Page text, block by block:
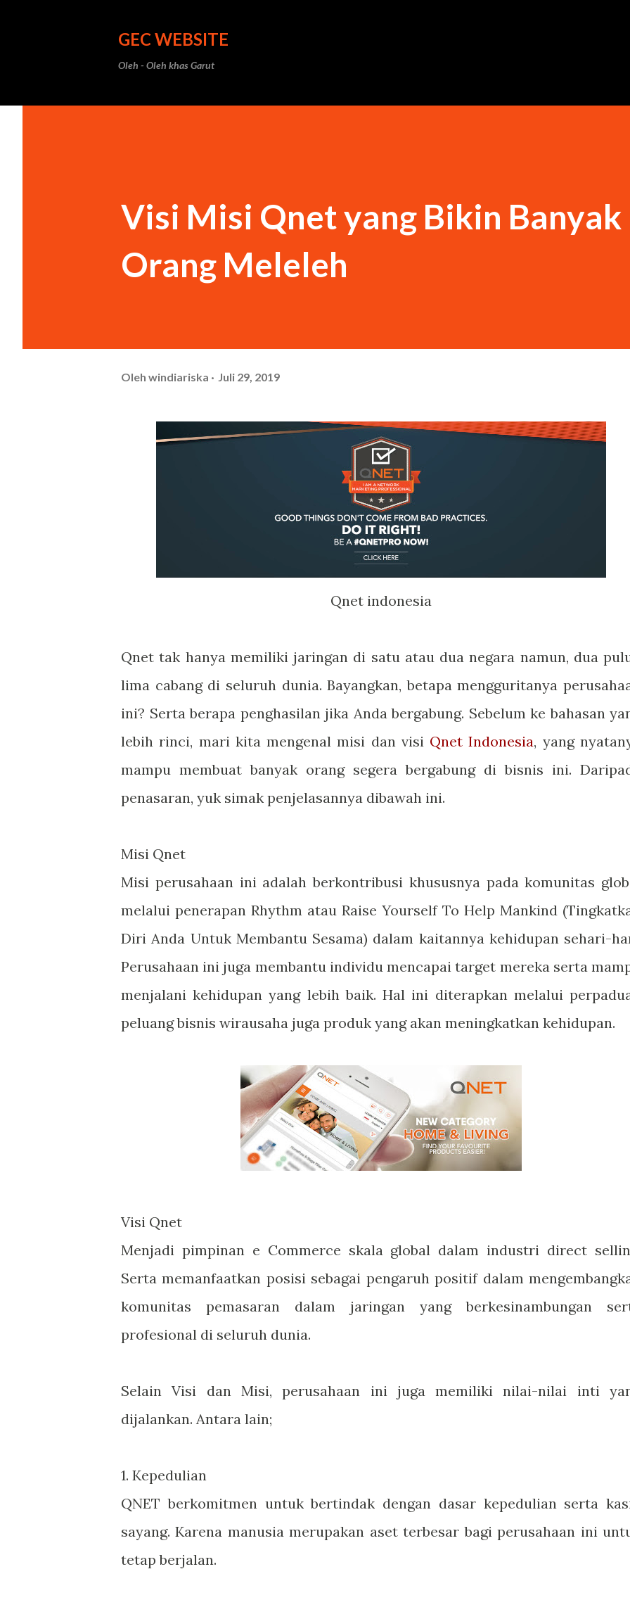
GEC WEBSITE
Oleh - Oleh khas Garut
Visi Misi Qnet yang Bikin Banyak
Orang Meleleh
Oleh windiariska Juli 29, 2019
Qnet indonesia
Qnet tak hanya memiliki jaringan di satu atau dua negara namun, dua
lima cabang di seluruh dunia. Bayangkan, betapa mengguritanya
ini? Serta berapa penghasilan jika Anda bergabung. Sebelum ke bahasan
lebih rinci, mari kita mengenal misi dan visi Qnet Indonesia, yang
mampu membuat banyak orang segera bergabung di bisnis ini.
penasaran, yuk simak penjelasannya dibawah ini.
Misi Qnet
Misi perusahaan ini adalah berkontribusi khususnya pada komunitas
melalui penerapan Rhythm atau Raise Yourself To Help Mankind
Diri Anda Untuk Membantu Sesama) dalam kaitannya kehidupan sehari-
Perusahaan ini juga membantu individu mencapai target mereka serta
menjalani kehidupan yang lebih baik. Hal ini diterapkan melalui
peluang bisnis wirausaha juga produk yang akan meningkatkan kehidupan.
Visi Qnet
Menjadi pimpinan e Commerce skala global dalam industri direct
Serta memanfaatkan posisi sebagai pengaruh positif dalam
komunitas pemasaran dalam jaringan yang berkesinambungan
profesional di seluruh dunia.
Selain Visi dan Misi, perusahaan ini juga memiliki nilai-nilai inti
dijalankan. Antara lain;
1. Kepedulian
QNET berkomitmen untuk bertindak dengan dasar kepedulian serta
sayang. Karena manusia merupakan aset terbesar bagi perusahaan ini
tetap berjalan.